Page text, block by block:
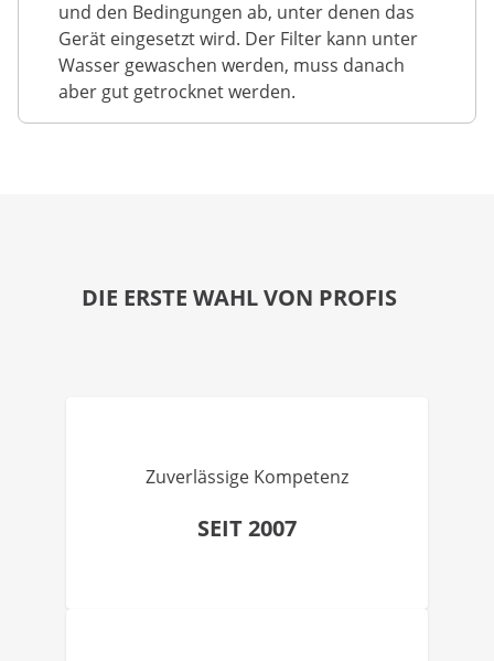
und den Bedingungen ab, unter denen das
Gerät eingesetzt wird. Der Filter kann unter
Wasser gewaschen werden, muss danach
aber gut getrocknet werden.
DIE ERSTE WAHL VON PROFIS
Zuverlässige Kompetenz
SEIT 2007